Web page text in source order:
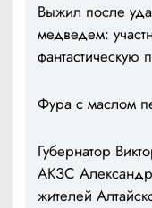
Выжил после
медведем:
фантастическую
Фура с маслом
Губернатор
АКЗС
жителей